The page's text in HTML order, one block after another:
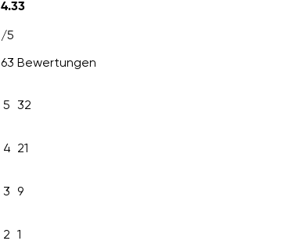
4.33
/5
63 Bewertungen
5 32
4 21
3 9
2 1